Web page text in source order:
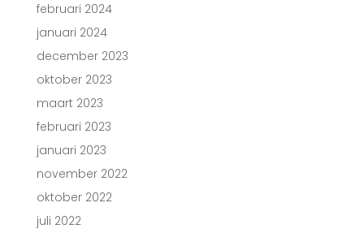
februari 2024
januari 2024
december 2023
oktober 2023
maart 2023
februari 2023
januari 2023
november 2022
oktober 2022
juli 2022